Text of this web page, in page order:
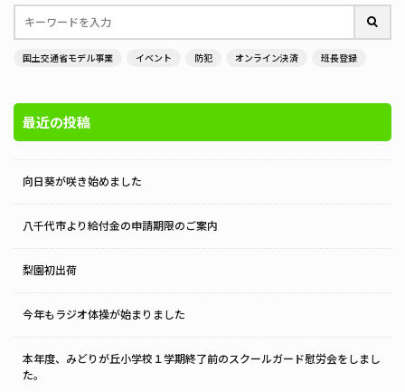
国土交通省モデル事業 イベント 防犯 オンライン決済 班長登録
最近の投稿
向日葵が咲き始めました
八千代市より給付金の申請期限のご案内
梨園初出荷
今年もラジオ体操が始まりました
本年度、みどりが丘小学校１学期終了前のスクールガード慰労会をしまし
た。